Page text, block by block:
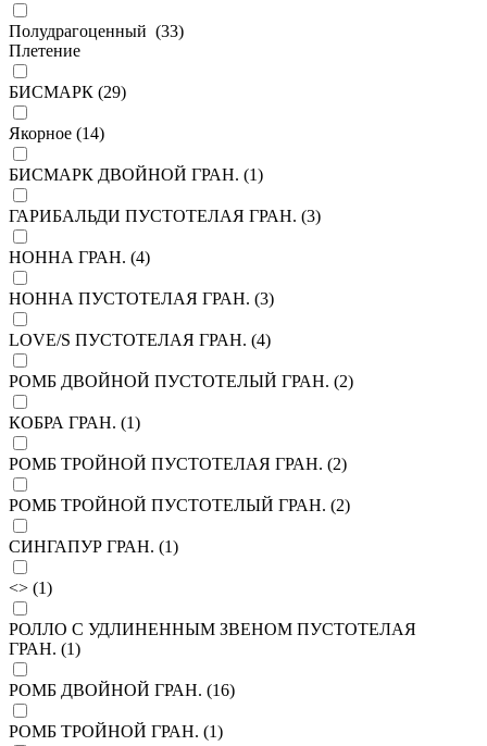
Полудрагоценный (33)
Плетение
БИСМАРК (29)
Якорное (14)
БИСМАРК ДВОЙНОЙ ГРАН. (1)
ГАРИБАЛЬДИ ПУСТОТЕЛАЯ ГРАН. (3)
НОННА ГРАН. (4)
НОННА ПУСТОТЕЛАЯ ГРАН. (3)
LOVE/S ПУСТОТЕЛАЯ ГРАН. (4)
РОМБ ДВОЙНОЙ ПУСТОТЕЛЫЙ ГРАН. (2)
КОБРА ГРАН. (1)
РОМБ ТРОЙНОЙ ПУСТОТЕЛАЯ ГРАН. (2)
РОМБ ТРОЙНОЙ ПУСТОТЕЛЫЙ ГРАН. (2)
СИНГАПУР ГРАН. (1)
<> (1)
РОЛЛО С УДЛИНЕННЫМ ЗВЕНОМ ПУСТОТЕЛАЯ
ГРАН. (1)
РОМБ ДВОЙНОЙ ГРАН. (16)
РОМБ ТРОЙНОЙ ГРАН. (1)